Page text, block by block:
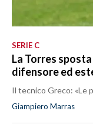
SERIE C
La Torres
difensore ed
Il tecnico Greco: «Le
Giampiero Marras